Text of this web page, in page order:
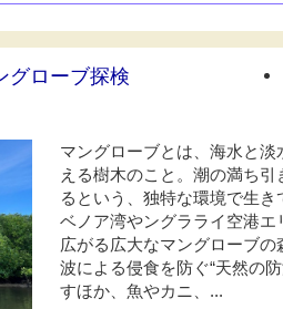
グローブ探検
マングローブとは、海水と
える樹木のこと。潮の満ち
るという、独特な環境で生き
ベノア湾やングラライ空港エ
広がる広大なマングローブの
波による侵食を防ぐ“天然の
すほか、魚やカニ、...